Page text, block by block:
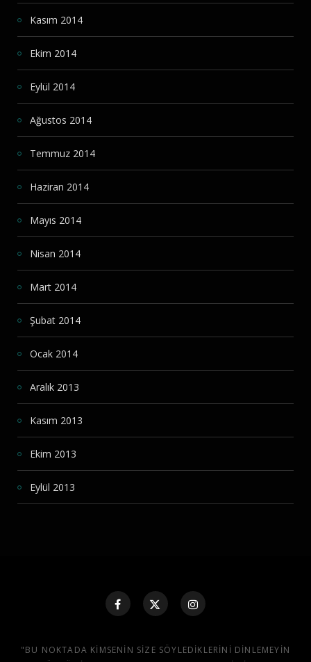
Kasım 2014
Ekim 2014
Eylül 2014
Ağustos 2014
Temmuz 2014
Haziran 2014
Mayıs 2014
Nisan 2014
Mart 2014
Şubat 2014
Ocak 2014
Aralık 2013
Kasım 2013
Ekim 2013
Eylül 2013
"BU NOKTADA KIMSENIN SIZE SÖYLEDIKLERINI DINLEMEYIN